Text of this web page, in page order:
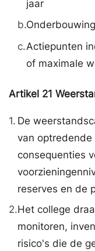
jaar
b.
c.Actiepunten
of maximale
Artikel 21
1. De
van
consequenties
reserves en de
2.Het college
monitoren,
risico's die de